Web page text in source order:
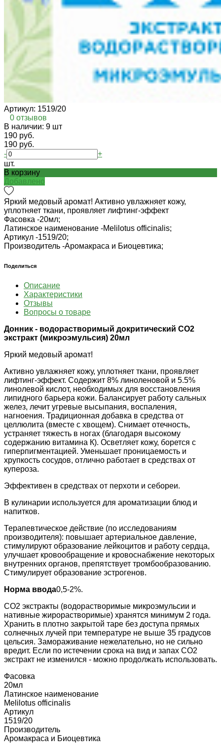
Артикул: 1519/20
0 отзывов
В наличии: 9 шт
190 руб.
190 руб.
-
+
шт.
В корзину
Добавлено
Яркий медовый аромат! Активно увлажняет кожу,
уплотняет ткани, проявляет лифтинг-эффект
Фасовка -20мл;
Латинское наименование -Melilotus officinalis;
Артикул -1519/20;
Производитель -Аромакраса и Биоцевтика;
Поделиться
Описание
Характеристики
Отзывы
Вопросы о товаре
Донник - водорастворимый докритический СО2
экстракт (микроэмульсия) 20мл
Яркий медовый аромат!
Активно увлажняет кожу, уплотняет ткани, проявляет
лифтинг-эффект. Содержит 8% линоленовой и 5.5%
линолевой кислот, необходимых для восстановления
липидного барьера кожи. Балансирует работу сальных
желез, лечит угревые высыпания, воспаления,
нагноения. Традиционная добавка в средства от
целлюлита (вместе с хвощем). Снимает отечность,
устраняет тяжесть в ногах (благодаря высокому
содержанию витамина К). Осветляет кожу, борется с
гиперпигментацией. Уменьшает проницаемость и
хрупкость сосудов, отлично работает в средствах от
купероза.
Эффективен в средствах от перхоти и себореи.
В кулинарии используется для ароматизации блюд и
напитков.
Терапевтическое действие (по исследованиям
производителя): повышает артериальное давление,
стимулируют образование лейкоцитов и работу сердца,
улучшает кровообращение и кровоснабжение некоторых
внутренних органов, препятствует тромбообразованию.
Стимулирует образование эстрогенов.
Норма ввода0,5-2%.
СО2 экстракты (водорастворимые микроэмульсии и
нативные жирорастворимые) хранятся минимум 2 года.
Хранить в плотно закрытой таре без доступа прямых
солнечных лучей при температуре не выше 35 градусов
цельсия. Замораживание нежелательно, но не сильно
вредит. Если по истечении срока на вид и запах СО2
экстракт не изменился - можно продолжать использовать.
Фасовка
20мл
Латинское наименование
Melilotus officinalis
Артикул
1519/20
Производитель
Аромакраса и Биоцевтика